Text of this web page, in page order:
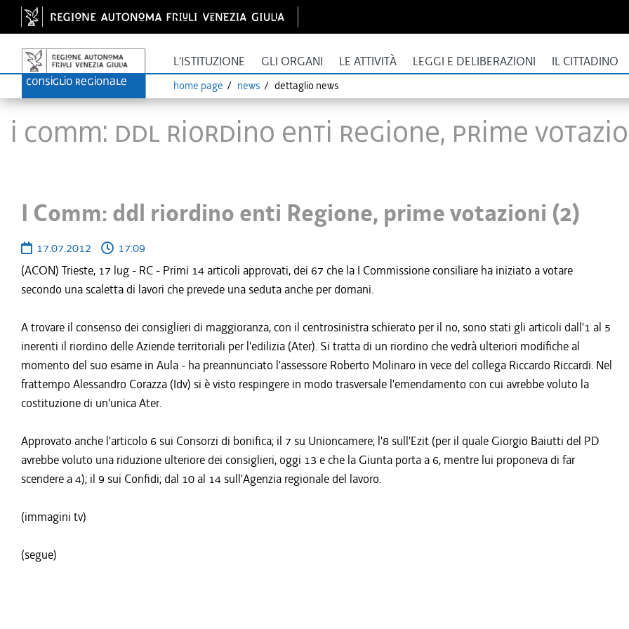
L'ISTITUZIONE GLI ORGANI LE ATTIVITÀ LEGGI E DELIBERAZIONI IL CITTADINO
home page news dettaglio news
I Comm: ddl riordino enti Regione, prime
I Comm: ddl riordino enti Regione, prime votazioni (2)
17.07.2012
17:09
(ACON) Trieste, 17 lug - RC - Primi 14 articoli approvati, dei 67 che la I Commissione consiliare ha iniziato a votare
secondo una scaletta di lavori che prevede una seduta anche per domani.
A trovare il consenso dei consiglieri di maggioranza, con il centrosinistra schierato per il no, sono stati gli articoli dall'1 al 5
inerenti il riordino delle Aziende territoriali per l'edilizia (Ater). Si tratta di un riordino che vedrà ulteriori modifiche al
momento del suo esame in Aula - ha preannunciato l'assessore Roberto Molinaro in vece del collega Riccardo Riccardi. Nel
frattempo Alessandro Corazza (Idv) si è visto respingere in modo trasversale l'emendamento con cui avrebbe voluto la
costituzione di un'unica Ater.
Approvato anche l'articolo 6 sui Consorzi di bonifica; il 7 su Unioncamere; l'8 sull'Ezit (per il quale Giorgio Baiutti del PD
avrebbe voluto una riduzione ulteriore dei consiglieri, oggi 13 e che la Giunta porta a 6, mentre lui proponeva di far
scendere a 4); il 9 sui Confidi; dal 10 al 14 sull'Agenzia regionale del lavoro.
(immagini tv)
(segue)